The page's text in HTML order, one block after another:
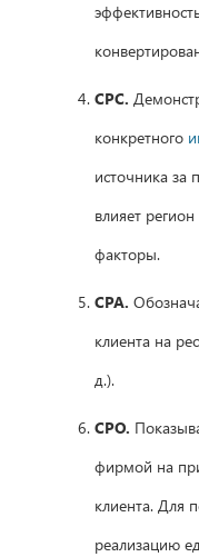
CPC.
конкретного
источника за
влияет
факторы.
CPA.
клиента на
д.).
CPO.
фирмой на
клиента. Для
реализацию